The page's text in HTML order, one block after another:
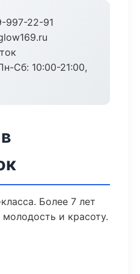
997-22-91
Сб: 10:00-21:00,
Более 7 лет
и красоту.